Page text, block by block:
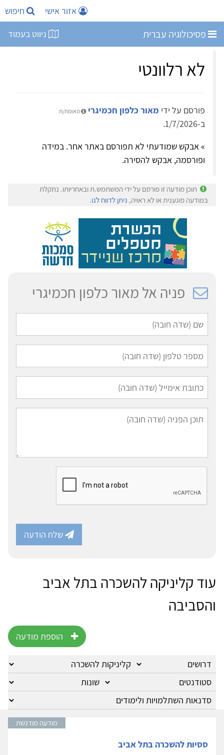
אזור אישי חיפוש
פסיכולוגיה עברית ניווט בעמוד
לא רלוונטי
פורסם על ידי מאור כלפון חכמיגרי מאומת/ת
ב-1/7/2026.
» אבקש שמודעתי לא תפורסם באתר אחר. במידה
ופורסמה, אבקש להסירה.
תוכן מודעה זו פורסם על ידי המשתמש.ת ובאחריותו. נתקלת
במודעה פוגענית או לא ראויה, ניתן לדווח לנו.
פניה אל מאור כלפון חכמיגרי
שלח הודעה
עוד קליניקה להשכרה בתל אביב
והסביבה
הוספת מודעה
מודעה מודגשת
ססיות להשכרה בתל אביב